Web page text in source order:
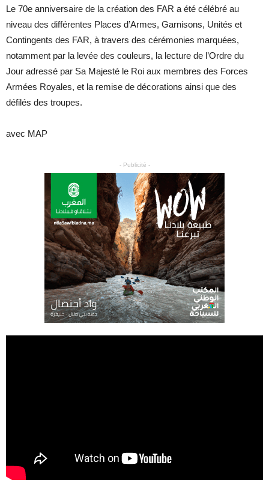
Le 70e anniversaire de la création des FAR a été célébré au
niveau des différentes Places d’Armes, Garnisons, Unités et
Contingents des FAR, à travers des cérémonies marquées,
notamment par la levée des couleurs, la lecture de l’Ordre du
Jour adressé par Sa Majesté le Roi aux membres des Forces
Armées Royales, et la remise de décorations ainsi que des
défilés des troupes.
avec MAP
- Publicité -